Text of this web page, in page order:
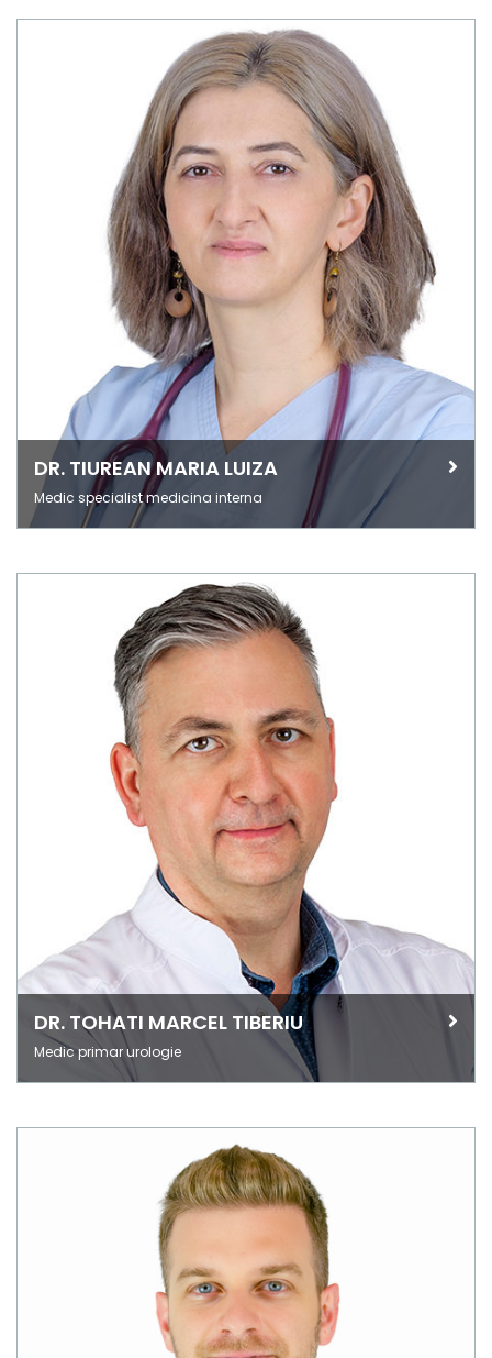
DR. TIUREAN MARIA LUIZA
Medic specialist medicina interna
DR. TOHATI MARCEL TIBERIU
Medic primar urologie